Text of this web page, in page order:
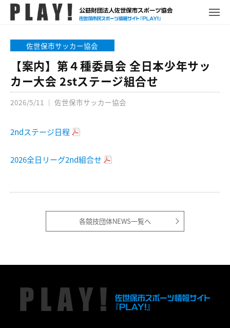
L
A
!
世
ス
ポ
ー
情
サ
メ
佐世保市サッカー協会
【案内】第４種委員会 全日本少年サッ
カー大会 2stステージ組合せ
2026/5/11 ｜ 佐世保市サッカー協会
2ndステージ日程
2026全日リーグ2nd組合せ
各競技団体NEWS一覧へ
P
L
Y
!
ュ
ー